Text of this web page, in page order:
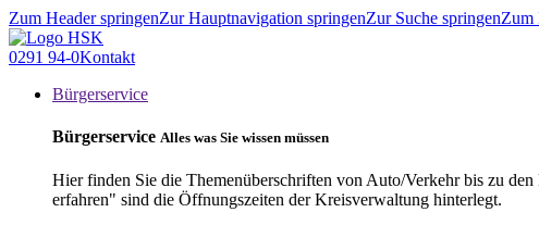
Zum Header springenZur Hauptnavigation springenZur Suche springenZum
0291 94-0Kontakt
Bürgerservice
Bürgerservice Alles was Sie wissen müssen
Hier finden Sie die Themenüberschriften von Auto/Verkehr bis zu
erfahren" sind die Öffnungszeiten der Kreisverwaltung hinterlegt.